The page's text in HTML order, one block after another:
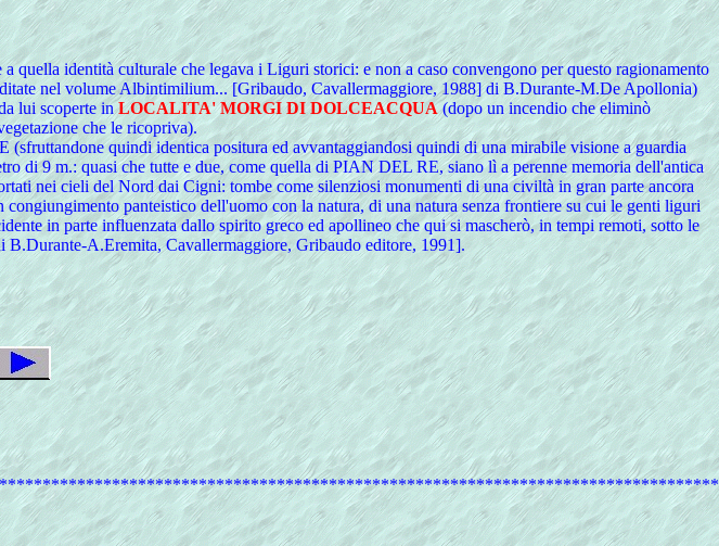
identità culturale che legava i Liguri storici: e non a caso convengono per questo ragionamento
nel volume Albintimilium... [Gribaudo, Cavallermaggiore, 1988] di B.Durante-M.De Apollonia)
lui scoperte inLOCALITA' MORGI DI DOLCEACQUA(dopo un incendio che eliminò
che le ricopriva).
quindi identica positura ed avvantaggiandosi quindi di una mirabile visione a guardia
di 9 m.: quasi che tutte e due, come quella di PIAN DEL RE, siano lì a perenne memoria dell'antica
nei cieli del Nord dai Cigni: tombe come silenziosi monumenti di una civiltà in gran parte ancora
panteistico dell'uomo con la natura, di una natura senza frontiere su cui le genti liguri
in parte influenzata dallo spirito greco ed apollineo che qui si mascherò, in tempi remoti, sotto le
B.Durante-A.Eremita, Cavallermaggiore, Gribaudo editore, 1991].